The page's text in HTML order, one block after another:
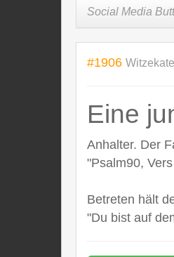
Social Media
#1906
Eine
Anhalter. Der
"Psalm90,
Betreten hält
"Du bist auf